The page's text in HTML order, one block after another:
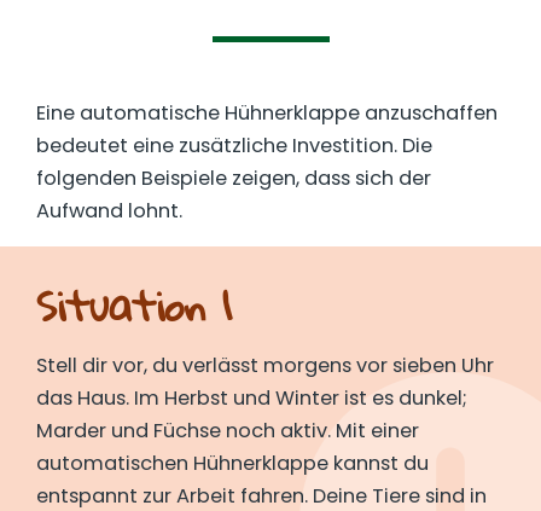
Eine automatische Hühnerklappe anzuschaffen
bedeutet eine zusätzliche Investition. Die
folgenden Beispiele zeigen, dass sich der
Aufwand lohnt.
Situation 1
Stell dir vor, du verlässt morgens vor sieben Uhr
das Haus. Im Herbst und Winter ist es dunkel;
Marder und Füchse noch aktiv. Mit einer
automatischen Hühnerklappe kannst du
entspannt zur Arbeit fahren. Deine Tiere sind in